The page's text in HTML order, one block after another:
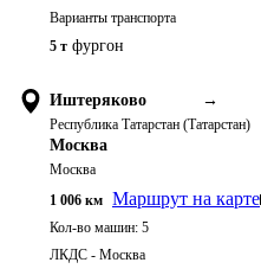
Варианты транспорта
5 т фургон
Иштеряково →
Республика Татарстан (Татарстан)
Москва
Москва
1 006 км Маршрут на карте
Кол-во машин: 5
ЛКДС - Москва